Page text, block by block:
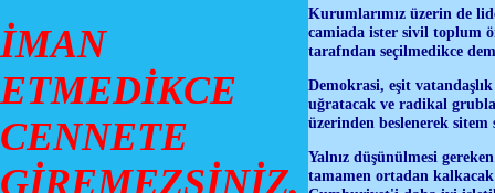
İMAN
ETMEDİKCE
CENNETE
GİREMEZSİNİZ,
Kurumlarımız üzerin de
camiada ister sivil toplum
tarafndan seçilmedikce
Demokrasi, eşit
uğratacak ve radikal
üzerinden beslenerek
Yalnız düşünülmesi
tamamen ortadan